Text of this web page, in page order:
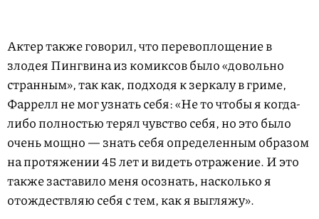
Актер также говорил, что перевоплощение в
злодея Пингвина из комиксов было «довольно
странным», так как, подходя к зеркалу в гриме,
Фаррелл не мог узнать себя: «Не то чтобы я когда-
либо полностью терял чувство себя, но это было
очень мощно — знать себя определенным образом
на протяжении 45 лет и видеть отражение. И это
также заставило меня осознать, насколько я
отождествляю себя с тем, как я выгляжу».